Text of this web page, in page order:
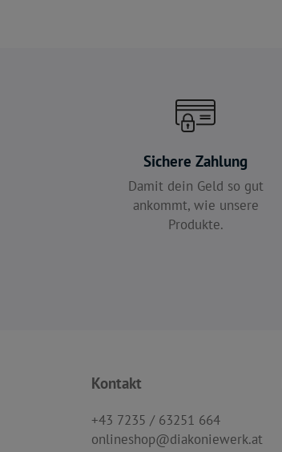
Sichere Zahlung
Damit dein Geld so gut
ankommt, wie unsere
Produkte.
Kontakt
+43 7235 / 63251 664
onlineshop@diakoniewerk.at